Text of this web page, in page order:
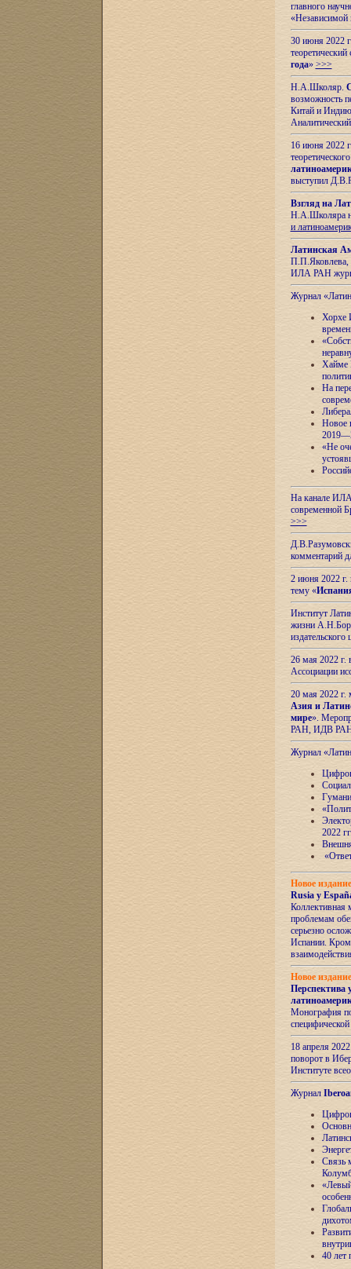
главного
«Независимой
30 июня 2022
года» >>>
Н.А.Школяр.
возможность
Китай и
16 июня 2022
выступил
Взгляд на
Н.А.Школяра
и
Латинская
П.П.Яковлева,
ИЛА РАН
Журнал
Хорхе
Хайме
На
Новое
«Не
На канале ИЛА
современной
>>>
комментарий
2 июня 2022 г.
тему «
Институт
жизни
26 мая 2022
Ассоциации
20 мая 2022
Азия и
мире».
РАН, ИДВ
Журнал
2022
Новое
Rusia y
Коллективная
проблемам
серьезно
Испании.
Новое
Перспектива
Монография
18 апреля
поворот в
Институте
Журнал
Связь
40 лет